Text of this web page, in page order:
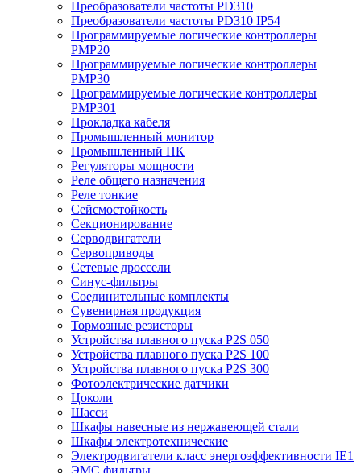
Преобразователи частоты PD310
Преобразователи частоты PD310 IP54
Программируемые логические контроллеры
PMP20
Программируемые логические контроллеры
PMP30
Программируемые логические контроллеры
PMP301
Прокладка кабеля
Промышленный монитор
Промышленный ПК
Регуляторы мощности
Реле общего назначения
Реле тонкие
Сейсмостойкость
Секционирование
Серводвигатели
Сервоприводы
Сетевые дроссели
Синус-фильтры
Соединительные комплекты
Сувенирная продукция
Тормозные резисторы
Устройства плавного пуска P2S 050
Устройства плавного пуска P2S 100
Устройства плавного пуска P2S 300
Фотоэлектрические датчики
Цоколи
Шасси
Шкафы навесные из нержавеющей стали
Шкафы электротехнические
Электродвигатели класс энергоэффективности IE1
ЭМС фильтры